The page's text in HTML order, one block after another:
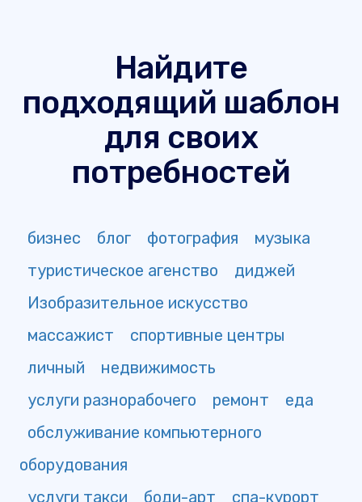
Найдите
подходящий шаблон
для своих
потребностей
бизнес блог фотография
музыка
туристическое агенство
диджей
Изобразительное искусство
массажист
спортивные центры
личный
недвижимость
услуги разнорабочего
ремонт
еда
обслуживание компьютерного
оборудования
услуги такси
боди-арт спа-курорт